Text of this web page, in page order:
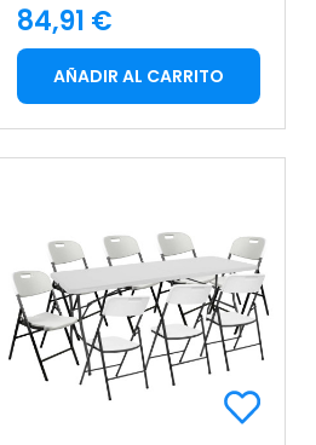
7house
Precio
84,91 €
AÑADIR AL CARRITO